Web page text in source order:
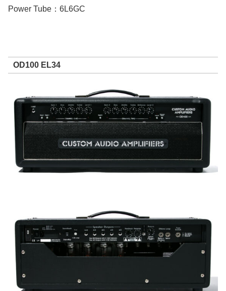
Power Tube：6L6GC
OD100 EL34